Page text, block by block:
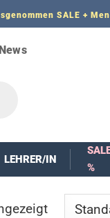
SALE +
News
LEHRER/IN
%